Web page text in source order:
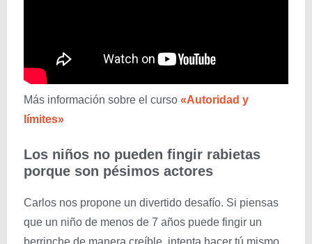
Más información sobre el curso «Autoridad y
límites»
Los niños no pueden fingir rabietas
porque son pésimos actores
Carlos nos propone un divertido desafío. Si piensas
que un niño de menos de 7 años puede fingir un
berrinche de manera creíble, intenta hacer tú mismo